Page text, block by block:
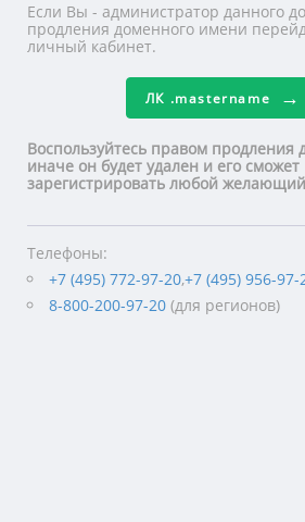
Если Вы - администратор данного
продления доменного имени
личный кабинет.
ЛК .mastername
Воспользуйтесь правом продления
иначе он будет удален и его сможет
зарегистрировать любой желающий
Телефоны:
+7 (495) 772-97-20,+7 (495) 956-97-
8-800-200-97-20 (для регионов)